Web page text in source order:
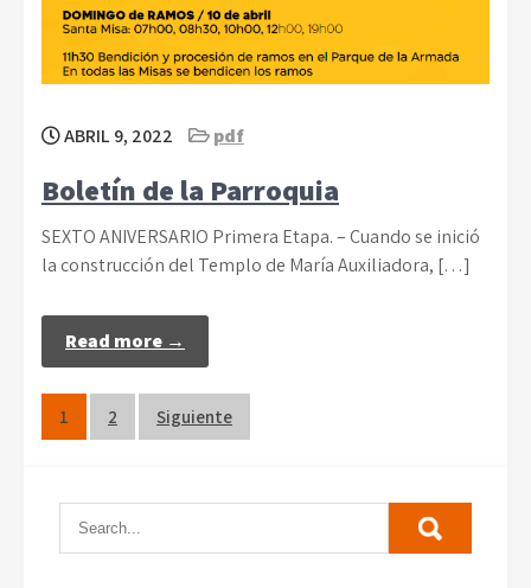
ABRIL 9, 2022 pdf
Boletín de la Parroquia
SEXTO ANIVERSARIO Primera Etapa. – Cuando se inició
la construcción del Templo de María Auxiliadora, […]
Read more →
Paginación
entradas
1 2 Siguiente